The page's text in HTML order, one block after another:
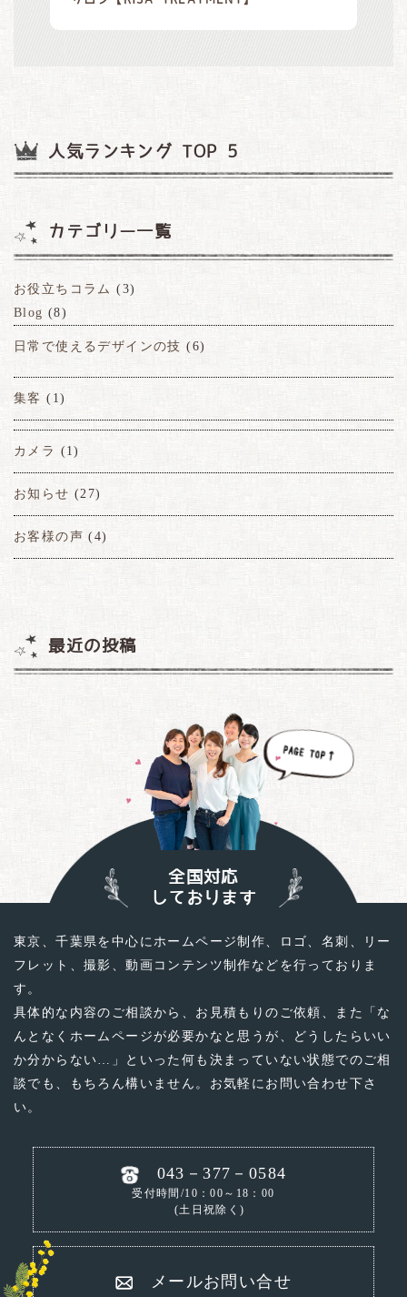
人気ランキング TOP 5
カテゴリー一覧
お役立ちコラム (3)
Blog (8)
日常で使えるデザインの技 (6)
集客 (1)
カメラ (1)
お知らせ (27)
お客様の声 (4)
最近の投稿
全国対応
しております
東京、千葉県を中心にホームページ制作、ロゴ、名刺、リー
フレット、撮影、動画コンテンツ制作などを行っておりま
す。
具体的な内容のご相談から、お見積もりのご依頼、
また「な
んとなくホームページが必要かなと思うが、どうしたらいい
か分からない…」といった 何も決まっていない状態でのご相
談でも、もちろん構いません。お気軽にお問い合わせ下さ
い。
043－377－0584
受付時間/10：00～18：00
(土日祝除く)
メールお問い合せ